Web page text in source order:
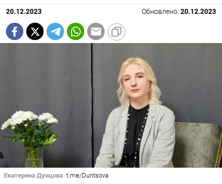
20.12.2023 Обновлено: 20.12.2023
Екатерина Дунцова t.me/Duntsova